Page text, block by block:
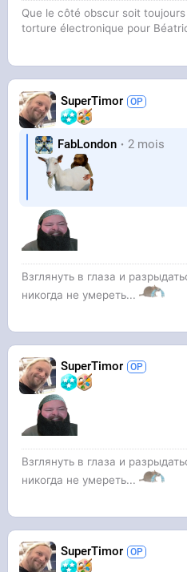
Que le côté obscur soit
torture électronique pour
SuperTimor
FabLondon 2 mois
Взглянуть в глаза и
никогда не умереть...
SuperTimor
Взглянуть в глаза и
никогда не умереть...
SuperTimor